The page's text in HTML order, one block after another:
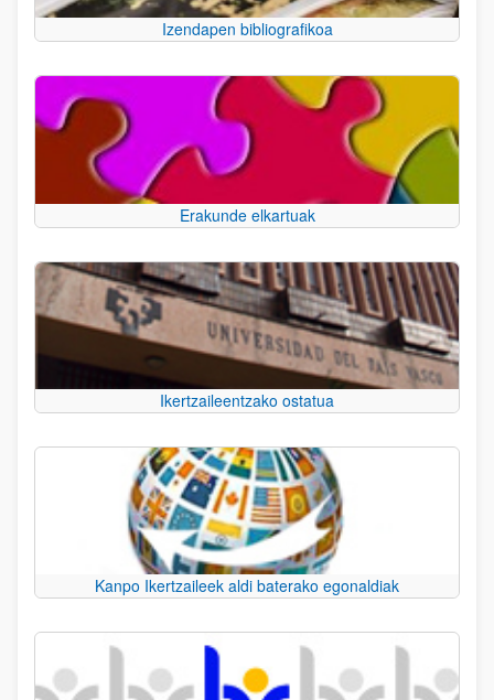
Izendapen bibliografikoa
Erakunde elkartuak
Ikertzaileentzako ostatua
Kanpo Ikertzaileek aldi baterako egonaldiak